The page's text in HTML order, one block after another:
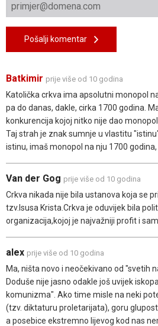
Pošalji komentar
Batkimir prije više od 10 godina
Katolička crkva ima apsolutni monopol
pa do danas, dakle, cirka 1700 godina.
konkurencija kojoj nitko nije dao
Taj strah je znak sumnje u vlastitu
istinu, imaš monopol na nju 1700
Van der Gog prije više od 10 godina
Crkva nikada nije bila ustanova koja se
tzv.Isusa Krista.Crkva je oduvijek bila
organizacija,kojoj je najvažniji profit i
alex prije više od 10 godina
Ma, ništa novo i neočekivano od "svetih
Doduše nije jasno odakle još uvijek
komunizma". Ako time misle na neki
(tzv. diktaturu proletarijata), goru
a posebice ekstremno lijevog kod nas